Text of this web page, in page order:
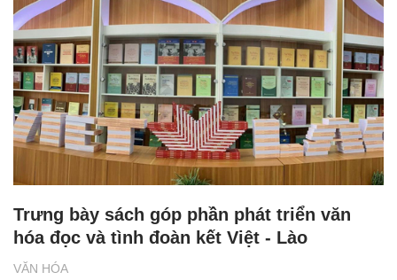
VĂN HÓA
Trưng bày sách góp phần phát triển văn
hóa đọc và tình đoàn kết Việt - Lào